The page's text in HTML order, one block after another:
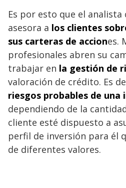
Es por esto que el
asesora a los clientes
sus carteras de acciones.
profesionales abren su
trabajar en la gestión de
valoración de crédito. Es
riesgos probables de una
dependiendo de la
cliente esté dispuesto a
perfil de inversión para él
de diferentes valores.